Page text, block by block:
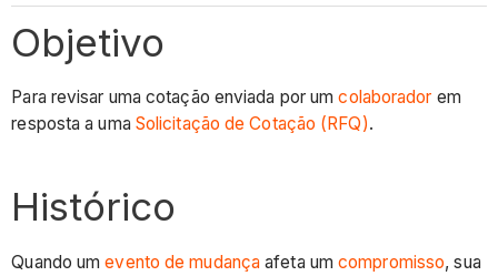
Objetivo
Para revisar uma cotação enviada por umcolaborador em
resposta a uma Solicitação de Cotação (RFQ).
Histórico
Quando umevento de mudança afeta umcompromisso, sua